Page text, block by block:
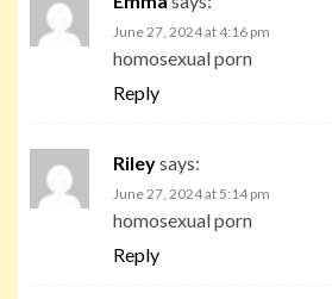
June 27, 2024 at 4:16 pm
homosexual porn
Reply
Rileysays:
June 27, 2024 at 5:14 pm
homosexual porn
Reply